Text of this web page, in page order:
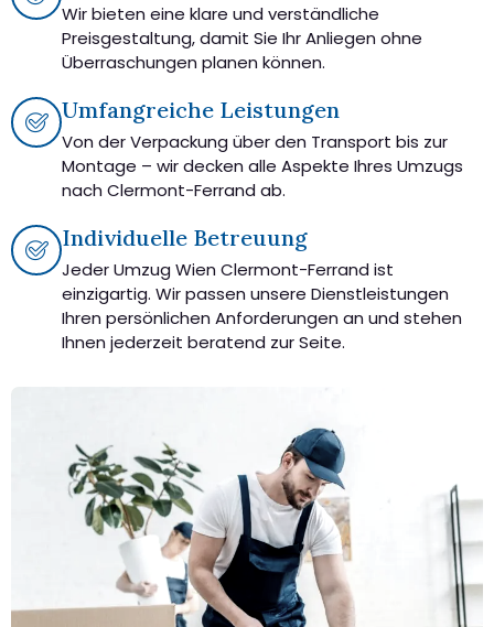
Wir bieten eine klare und verständliche
Preisgestaltung, damit Sie Ihr Anliegen ohne
Überraschungen planen können.
Umfangreiche Leistungen
Von der Verpackung über den Transport bis zur
Montage – wir decken alle Aspekte Ihres Umzugs
nach Clermont-Ferrand ab.
Individuelle Betreuung
Jeder Umzug Wien Clermont-Ferrand ist
einzigartig. Wir passen unsere Dienstleistungen
Ihren persönlichen Anforderungen an und stehen
Ihnen jederzeit beratend zur Seite.